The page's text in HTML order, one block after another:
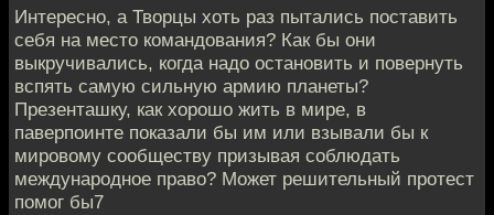
Интересно, а Творцы хоть раз пытались поставить
себя на место командования? Как бы они
выкручивались, когда надо остановить и повернуть
вспять самую сильную армию планеты?
Презенташку, как хорошо жить в мире, в
паверпоинте показали бы им или взывали бы к
мировому сообществу призывая соблюдать
международное право? Может решительный протест
помог бы7